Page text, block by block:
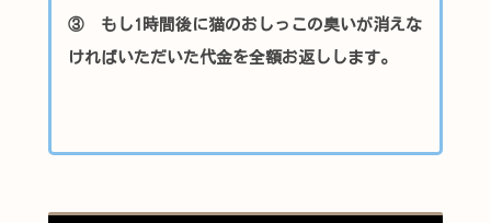
③ もし1時間後に猫のおしっこの臭いが消えな
ければいただいた代金を全額お返しします。